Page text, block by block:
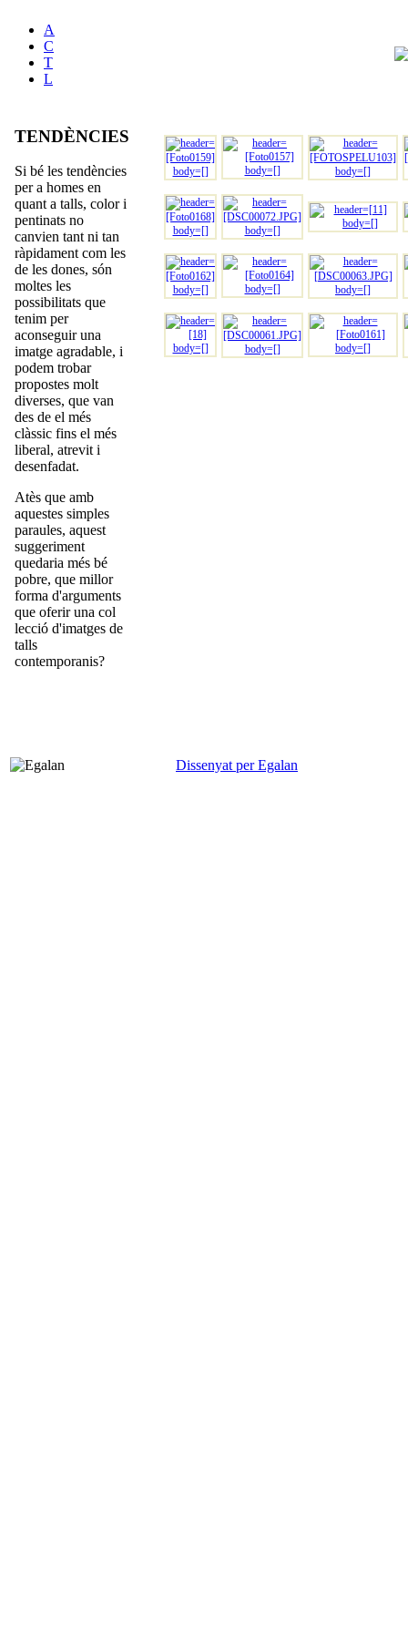
A
C
T
L
TENDÈNCIES
Si bé les tendències
per a homes en
quant a talls, color i
pentinats no
canvien tant ni tan
ràpidament com les
de les dones, són
moltes les
possibilitats que
tenim per
aconseguir una
imatge agradable, i
podem trobar
propostes molt
diverses, que van
des de el més
clàssic fins el més
liberal, atrevit i
desenfadat.
Atès que amb
aquestes simples
paraules, aquest
suggeriment
quedaria més bé
pobre, que millor
forma d'arguments
que oferir una col
lecció d'imatges de
talls
contemporanis?
Dissenyat perEgalan